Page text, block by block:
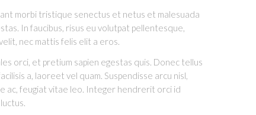
morbi tristique senectus et netus et malesuada
In faucibus, risus eu volutpat pellentesque,
nec mattis felis elit a eros.
orci, et pretium sapien egestas quis. Donec tellus
a, laoreet vel quam. Suspendisse arcu nisl,
ac, feugiat vitae leo. Integer hendrerit orci id